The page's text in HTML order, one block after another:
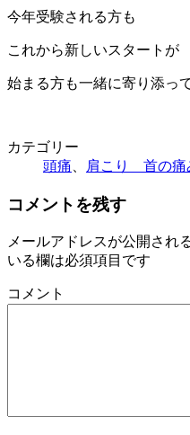
今年受験される方も
これから新しいスタートが
始まる方も一緒に寄り添っ
カテゴリー
頭痛
肩こり 首の痛
コメントを残す
メールアドレスが公開され
いる欄は必須項目です
コメント